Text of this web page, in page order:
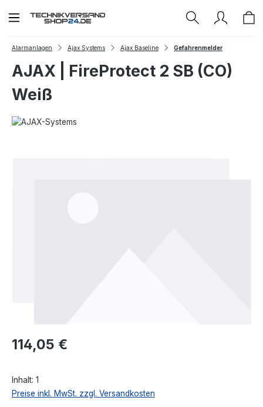
Zum Hauptinhalt springen
Alarmanlagen Ajax Systems Ajax Baseline Gefahrenmelder
AJAX | FireProtect 2 SB (CO)
Weiß
Regulärer Preis:
114,05 €
Inhalt: 1
Preise inkl. MwSt. zzgl. Versandkosten